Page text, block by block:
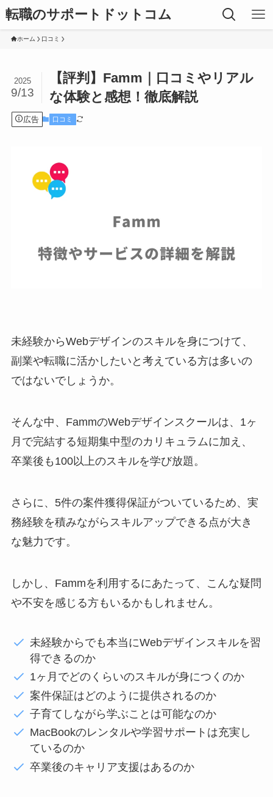
転職のサポートドットコム
ホーム 口コミ
【評判】Famm｜口コミやリアル
な体験と感想！徹底解説
2025
9/13
広告 口コミ
未経験からWebデザインのスキルを身につけて、
副業や転職に活かしたいと考えている方は多いの
ではないでしょうか。
そんな中、FammのWebデザインスクールは、1ヶ
月で完結する短期集中型のカリキュラムに加え、
卒業後も100以上のスキルを学び放題。
さらに、5件の案件獲得保証がついているため、実
務経験を積みながらスキルアップできる点が大き
な魅力です。
しかし、Fammを利用するにあたって、こんな疑問
や不安を感じる方もいるかもしれません。
未経験からでも本当にWebデザインスキルを習
得できるのか
1ヶ月でどのくらいのスキルが身につくのか
案件保証はどのように提供されるのか
子育てしながら学ぶことは可能なのか
MacBookのレンタルや学習サポートは充実し
ているのか
卒業後のキャリア支援はあるのか